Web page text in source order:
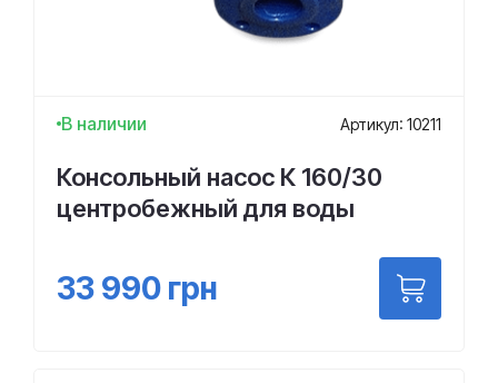
В наличии Артикул: 10211
Консольный насос К 160/30
центробежный для воды
33 990 грн